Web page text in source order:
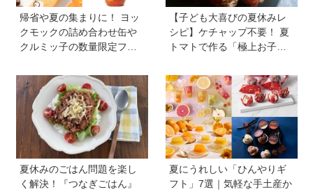
帰省や夏の集まりに！ ヨッ
クモックの詰め合わせ缶や
クルミッ子の数量限定フレ
る「夏の手土産」８選
【子ども大喜びの夏休みレ
シピ】ケチャップ不要！ 夏
トマトで作る「極上お子様
「おまけゼリー」を料理
家・川上ミホさんが直伝
夏休みのごはん問題を楽し
く解決！『つなぎごはん』
夏にうれしい「ひんやりギ
フト」7選｜気軽な手土産か